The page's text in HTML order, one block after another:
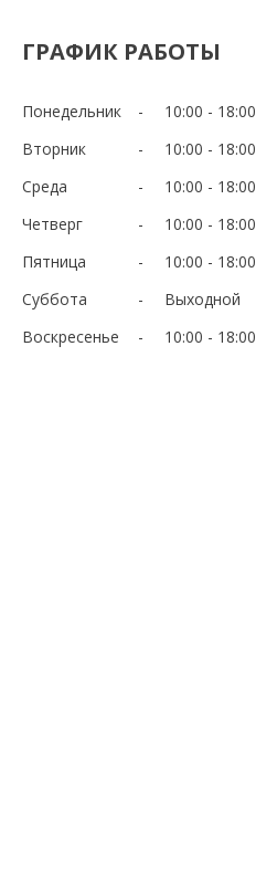
ГРАФИК РАБОТЫ
Понедельник 10:00
18:00
Вторник
10:00
18:00
Среда
10:00
18:00
Четверг
10:00
18:00
Пятница
10:00
18:00
Суббота
Выходной
Воскресенье
10:00 18:00